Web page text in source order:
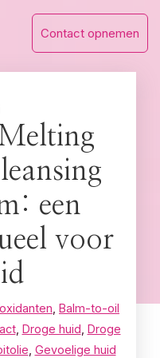
Contact opnemen
een
voor
Balm-to-oil
, Droge huid Droge
Gevoelige huid